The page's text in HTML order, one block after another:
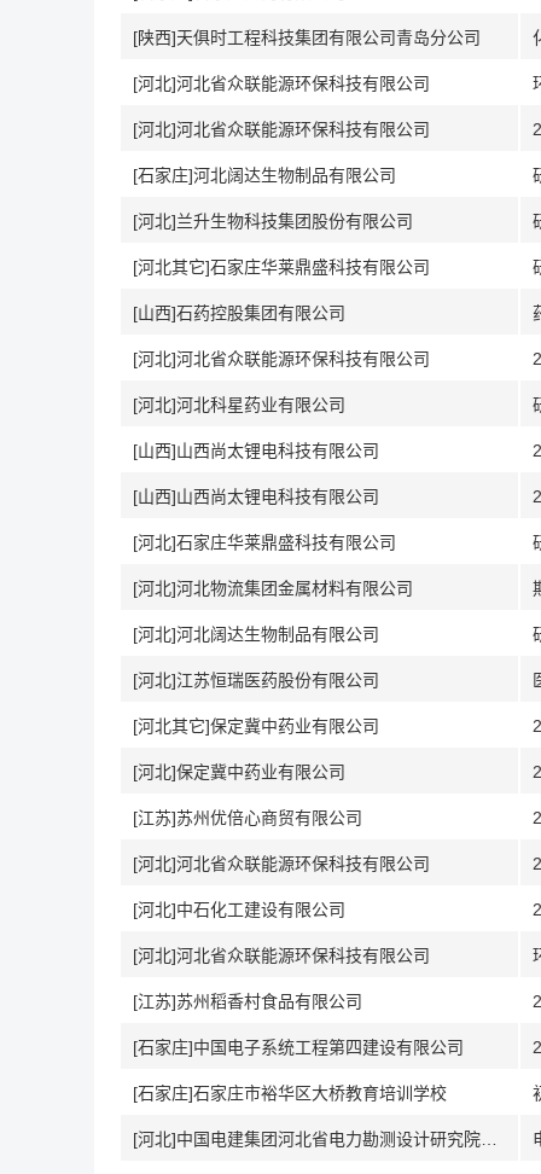
[陕西]天俱时工程科技集团有限公司青岛分公司
[河北]河北省众联能源环保科技有限公司
[河北]河北省众联能源环保科技有限公司
[石家庄]河北阔达生物制品有限公司
[河北]兰升生物科技集团股份有限公司
[河北其它]石家庄华莱鼎盛科技有限公司
[山西]石药控股集团有限公司
[河北]河北省众联能源环保科技有限公司
[河北]河北科星药业有限公司
[山西]山西尚太锂电科技有限公司
[山西]山西尚太锂电科技有限公司
[河北]石家庄华莱鼎盛科技有限公司
[河北]河北物流集团金属材料有限公司
[河北]河北阔达生物制品有限公司
[河北]江苏恒瑞医药股份有限公司
[河北其它]保定冀中药业有限公司
[河北]保定冀中药业有限公司
[江苏]苏州优倍心商贸有限公司
[河北]河北省众联能源环保科技有限公司
[河北]中石化工建设有限公司
[河北]河北省众联能源环保科技有限公司
[江苏]苏州稻香村食品有限公司
[石家庄]中国电子系统工程第四建设有限公司
[石家庄]石家庄市裕华区大桥教育培训学校